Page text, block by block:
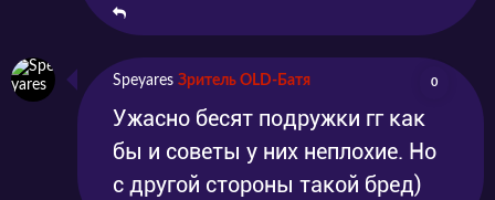
Speyares Зритель OLD-Батя 0
Ужасно бесят подружки гг как
бы и советы у них неплохие. Но
с другой стороны такой бред)